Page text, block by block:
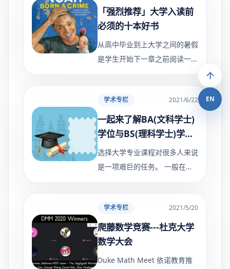
间「强烈推荐」大学入读前
必须的十本好书
从高中毕业到上大学之间的暑假
是学生开始下一章之前阅读一本
好书放松身心的好时机。依诺教
育老师建议学生可以通过阅读真
正融入到社会中，从优秀好文里
汲取养分。 通常大学中常
学术专栏 2021/6/22
一起来了解BA(文科学士)
学位与BS(理科学士)学位
的区别
选择大学专业课程对很多人来说
是一项艰巨的任务。 一般在确
定专业的时候，他们会又面临另
篇文章详细阐述了这两种有哪些
不同。选择BA(文学学士)还是
学术专栏 2021/5/20
爬藤数学竞赛---杜克大学
数学大会
Duke Math Meet 依诺教育推
EN